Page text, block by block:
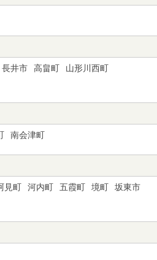
長井市 高畠町
山形川西町
南会津町
見町 河内町 五霞町 境町
坂東市